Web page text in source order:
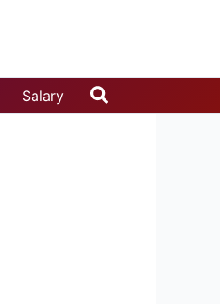
Salary Search